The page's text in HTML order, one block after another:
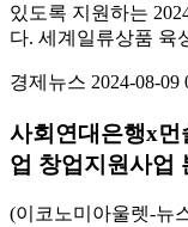
있도록 지원하는
다. 세계일류상품 육
경제뉴스 2024-08-09
사회연대은행x먼
업 창업지원사업
(이코노미아울렛-뉴